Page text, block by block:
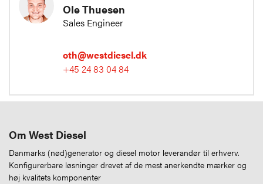
Ole Thuesen
Sales Engineer
oth@westdiesel.dk
+45 24 83 04 84
Om West Diesel
Danmarks (nød)generator og diesel motor leverandør til erhverv.
Konfigurerbare løsninger drevet af de mest anerkendte mærker og
høj kvalitets komponenter